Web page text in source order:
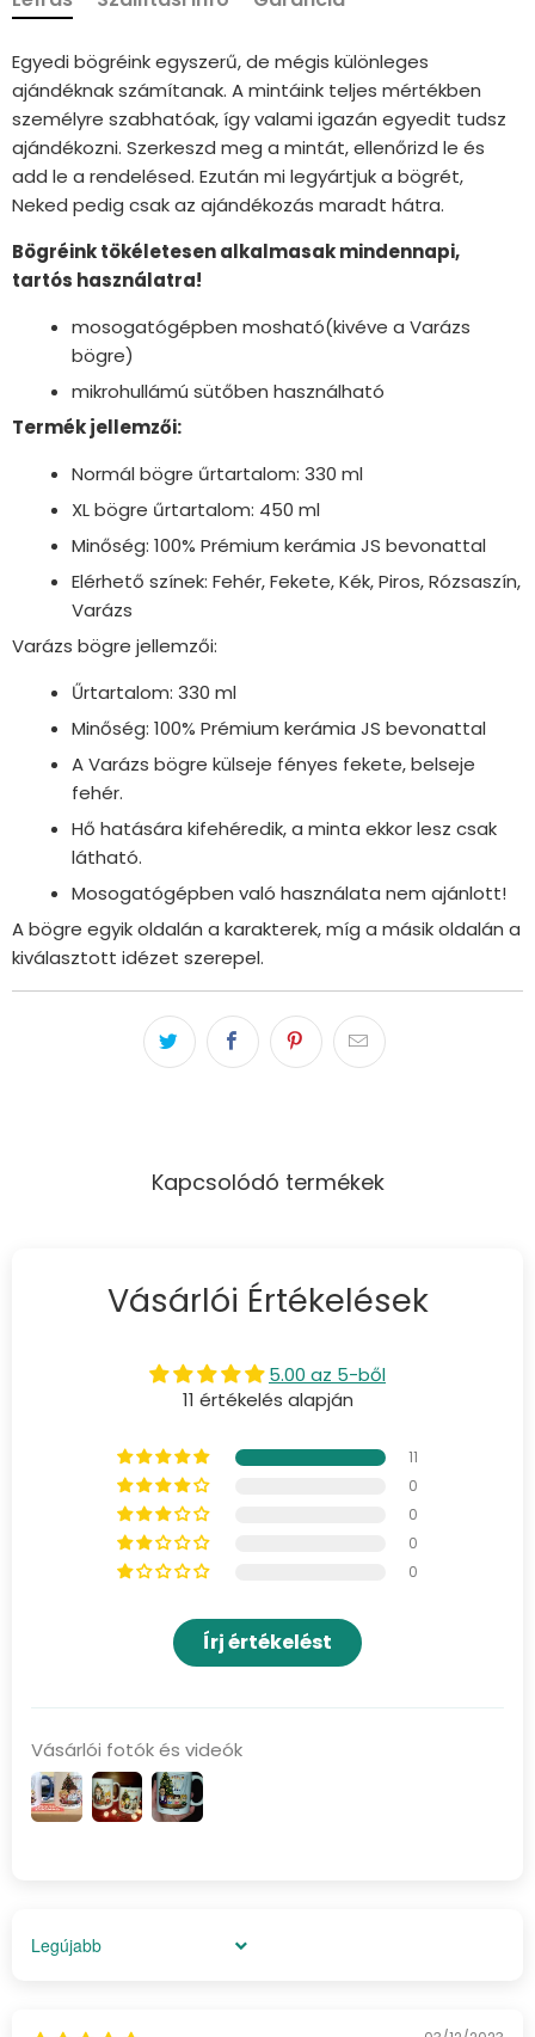
Egyedi bögréink egyszerű, de mégis különleges
ajándéknak számítanak. A mintáink teljes mértékben
személyre szabhatóak, így valami igazán egyedit tudsz
ajándékozni. Szerkeszd meg a mintát, ellenőrizd le és
add le a rendelésed. Ezután mi legyártjuk a bögrét,
Neked pedig csak az ajándékozás maradt hátra.
Bögréink tökéletesen alkalmasak mindennapi,
tartós használatra!
mosogatógépben mosható(kivéve a Varázs
bögre)
mikrohullámú sütőben használható
Termék jellemzői:
Normál bögre űrtartalom: 330 ml
XL bögre űrtartalom: 450 ml
Minőség: 100% Prémium kerámia JS bevonattal
Elérhető színek: Fehér, Fekete, Kék, Piros, Rózsaszín,
Varázs
Varázs bögre jellemzői:
Űrtartalom: 330 ml
Minőség: 100% Prémium kerámia JS bevonattal
A Varázs bögre külseje fényes fekete, belseje
fehér.
Hő hatására kifehéredik, a minta ekkor lesz csak
látható.
Mosogatógépben való használata nem ajánlott!
A bögre egyik oldalán a karakterek, míg a másik oldalán a
kiválasztott idézet szerepel.
Kapcsolódó termékek
Vásárlói Értékelések
5.00 az 5-ből
11 értékelés alapján
11
0
0
0
0
Írj értékelést
Vásárlói fotók és videók
Sort by